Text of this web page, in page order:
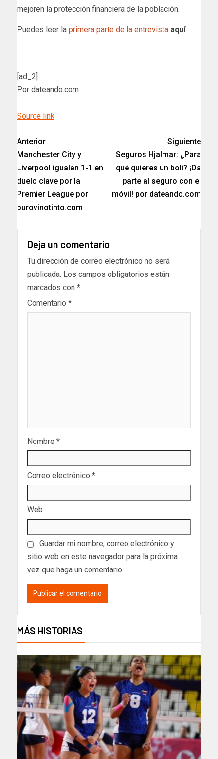
mejoren la protección financiera de la población.
Puedes leer la primera parte de la entrevista aquí.
[ad_2]
Por dateando.com
Source link
Anterior
Manchester City y
Liverpool igualan 1-1 en
duelo clave por la
Premier League por
purovinotinto.com
Siguiente
Seguros Hjalmar: ¿Para
qué quieres un boli? ¡Da
parte al seguro con el
móvil! por dateando.com
Deja un comentario
Tu dirección de correo electrónico no será
publicada. Los campos obligatorios están
marcados con *
Comentario *
Nombre *
Correo electrónico *
Web
Guardar mi nombre, correo electrónico y
sitio web en este navegador para la próxima
vez que haga un comentario.
MÁS HISTORIAS